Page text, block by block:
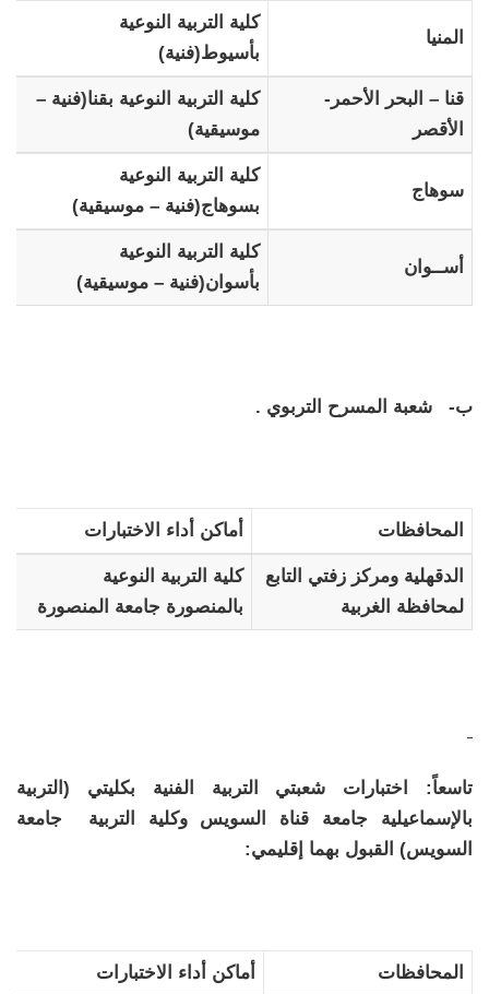
المنيا
كلية التربية النوعية
بأسيوط(فنية)
قنا – البحر الأحمر-
الأقصر
كلية التربية النوعية بقنا(فنية –
موسيقية)
سوهاج
كلية التربية النوعية
بسوهاج(فنية – موسيقية)
أســوان
كلية التربية النوعية
بأسوان(فنية – موسيقية)
ب- شعبة المسرح التربوي .
المحافظات أماكن أداء الاختبارات
الدقهلية ومركز زفتي التابع
لمحافظة الغربية
كلية التربية النوعية
بالمنصورة جامعة المنصورة
تاسعاً: اختبارات شعبتي التربية الفنية بكليتي (التربية
بالإسماعيلية جامعة قناة السويس وكلية التربية جامعة
السويس) القبول بهما إقليمي:
المحافظات أماكن أداء الاختبارات